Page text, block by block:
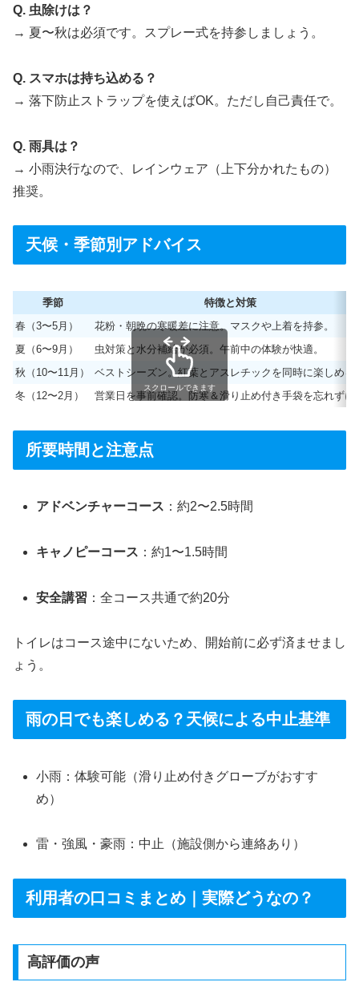
Q. 虫除けは？
→ 夏〜秋は必須です。スプレー式を持参しましょう。
Q. スマホは持ち込める？
→ 落下防止ストラップを使えばOK。ただし自己責任で。
Q. 雨具は？
→ 小雨決行なので、レインウェア（上下分かれたもの）
推奨。
天候・季節別アドバイス
季節
特徴と対策
春（3〜5月）
花粉・朝晩の寒暖差に注意。マスクや上着を持参。
夏（6〜9月）
虫対策と水分補給が必須。午前中の体験が快適。
秋（10〜11月）
ベストシーズン。紅葉とアスレチックを同時に楽しめる
冬（12〜2月）
営業日を事前確認。防寒＆滑り止め付き手袋を忘れずに
スクロールできます
所要時間と注意点
アドベンチャーコース ：約2〜2.5時間
キャノピーコース ：約1〜1.5時間
安全講習 ：全コース共通で約20分
トイレはコース途中にないため、開始前に必ず済ませまし
ょう。
雨の日でも楽しめる？天候による中止基準
小雨：体験可能（滑り止め付きグローブがおすす
め）
雷・強風・豪雨：中止（施設側から連絡あり）
利用者の口コミまとめ｜実際どうなの？
高評価の声